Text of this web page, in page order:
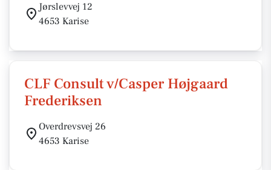
Jørslevvej 12
4653 Karise
CLF Consult v/Casper Højgaard
Frederiksen
Overdrevsvej 26
4653 Karise